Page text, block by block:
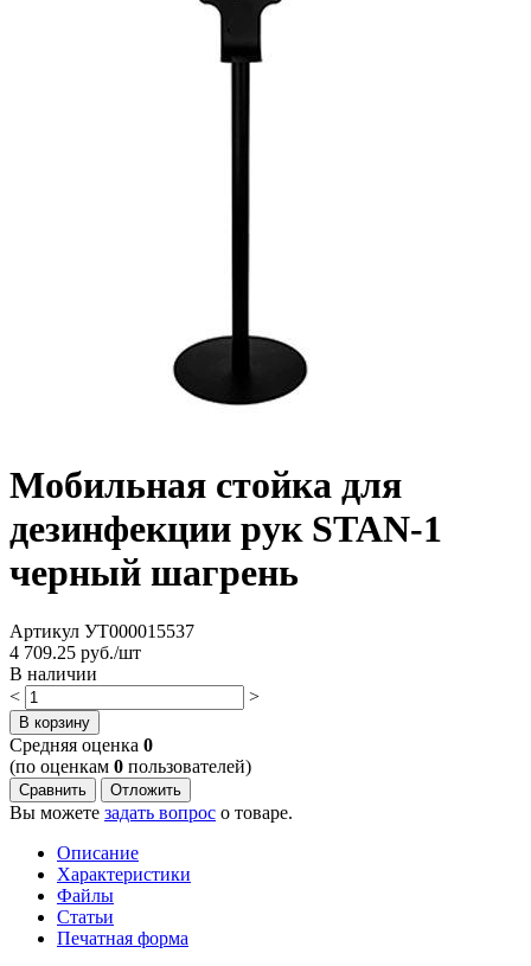
Мобильная стойка для
дезинфекции рук STAN-1
черный шагрень
Артикул УТ000015537
4 709.25 руб./шт
В наличии
<
>
В корзину
Cредняя оценка 0
(по оценкам 0 пользователей)
Сравнить Отложить
Вы можете задать вопрос о товаре.
Описание
Характеристики
Файлы
Статьи
Печатная форма